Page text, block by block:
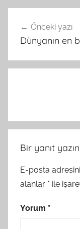
gezinmesi
Önceki yazı
Dünyanın en
Bir yanıt yazın
E-posta
alanlar * ile
Yorum *